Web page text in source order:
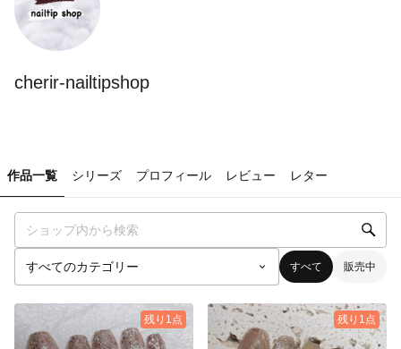
cherir-nailtipshop
作品一覧 シリーズ プロフィール レビュー レター
すべて 販売中
残り1点 残り1点